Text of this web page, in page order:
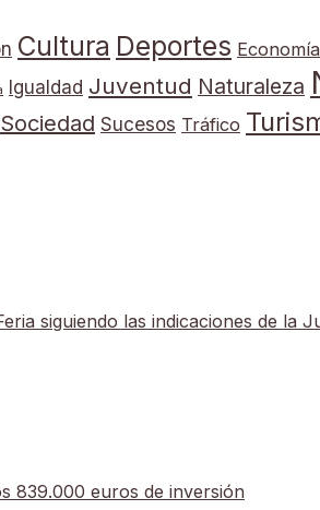
Cultura Deportes Economía
Igualdad Juventud Naturaleza
Sociedad Sucesos Tráfico